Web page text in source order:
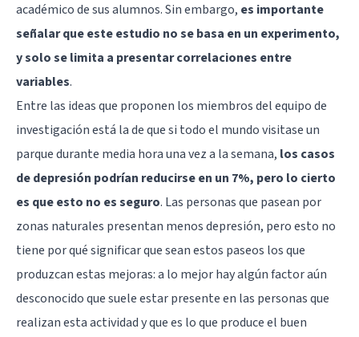
académico de sus alumnos. Sin embargo, es importante
señalar que este estudio no se basa en un experimento,
y solo se limita a presentar correlaciones entre
variables.
Entre las ideas que proponen los miembros del equipo de
investigación está la de que si todo el mundo visitase un
parque durante media hora una vez a la semana, los casos
de depresión podrían reducirse en un 7%, pero lo cierto
es que esto no es seguro. Las personas que pasean por
zonas naturales presentan menos depresión, pero esto no
tiene por qué significar que sean estos paseos los que
produzcan estas mejoras: a lo mejor hay algún factor aún
desconocido que suele estar presente en las personas que
realizan esta actividad y que es lo que produce el buen